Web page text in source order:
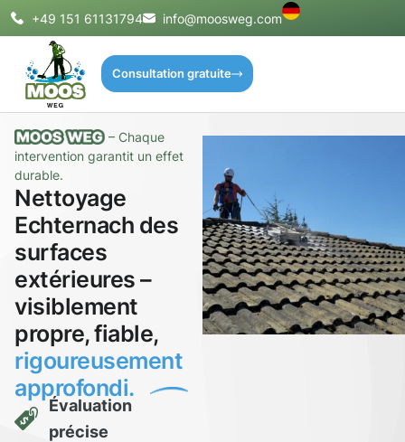
+49 151 61131794 info@moosweg.com
Consultation gratuite
– Chaque
intervention garantit un effet
durable.
Nettoyage
Echternach des
surfaces
extérieures –
visiblement
propre, fiable,
rigoureusement
approfondi.
Évaluation
précise